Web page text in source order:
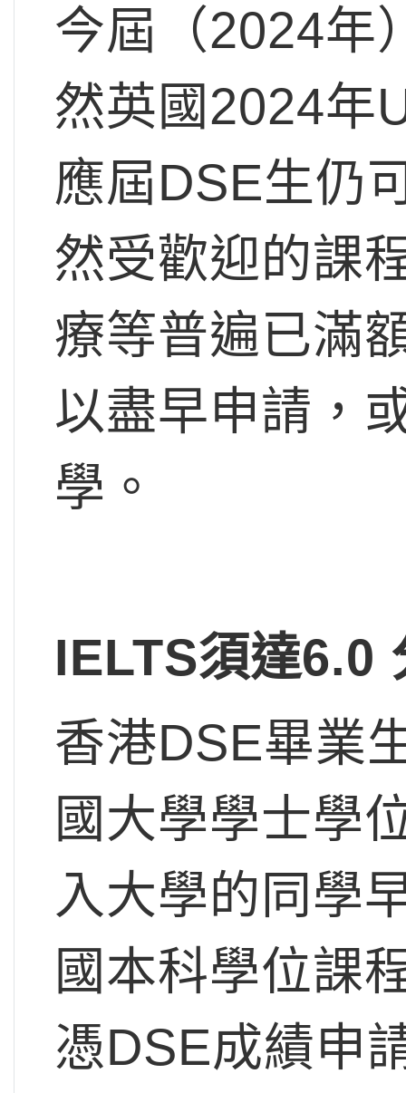
今屆（2024年
然英國2024年
應屆DSE生仍
然受歡迎的課
療等普遍已滿
以盡早申請，
學。
IELTS須達6.0
香港DSE畢業
國大學學士學
入大學的同學
國本科學位課
憑DSE成績申